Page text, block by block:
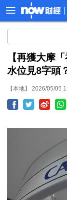
【再獲大摩
水位見8字頭
【本地】 2026/05/05